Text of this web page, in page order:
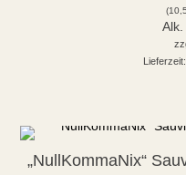
(
Alk.
„NullKommaNix“